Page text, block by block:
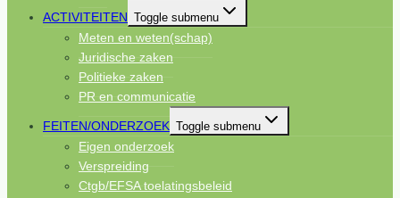
ACTIVITEITEN Toggle submenu
Meten en weten(schap)
Juridische zaken
Politieke zaken
PR en communicatie
FEITEN/ONDERZOEK Toggle submenu
Eigen onderzoek
Verspreiding
Ctgb/EFSA toelatingsbeleid